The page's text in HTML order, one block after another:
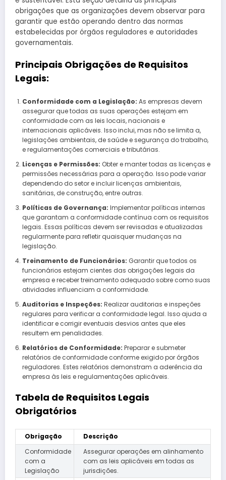
obrigações que as organizações devem observar para
garantir que estão operando dentro das normas
estabelecidas por órgãos reguladores e autoridades
governamentais.
Principais Obrigações de Requisitos
Legais:
Conformidade com a Legislação: As empresas devem
assegurar que todas as suas operações estejam em
conformidade com as leis locais, nacionais e
internacionais aplicáveis. Isso inclui, mas não se limita a,
legislações ambientais, de saúde e segurança do trabalho,
e regulamentações comerciais e tributárias.
Licenças e Permissões: Obter e manter todas as licenças e
permissões necessárias para a operação. Isso pode variar
dependendo do setor e incluir licenças ambientais,
sanitárias, de construção, entre outras.
Políticas de Governança: Implementar políticas internas
que garantam a conformidade contínua com os requisitos
legais. Essas políticas devem ser revisadas e atualizadas
regularmente para refletir quaisquer mudanças na
legislação.
Treinamento de Funcionários: Garantir que todos os
funcionários estejam cientes das obrigações legais da
empresa e receber treinamento adequado sobre como suas
atividades influenciam a conformidade.
Auditorias e Inspeções: Realizar auditorias e inspeções
regulares para verificar a conformidade legal. Isso ajuda a
identificar e corrigir eventuais desvios antes que eles
resultem em penalidades.
Relatórios de Conformidade: Preparar e submeter
relatórios de conformidade conforme exigido por órgãos
reguladores. Estes relatórios demonstram a aderência da
empresa às leis e regulamentações aplicáveis.
Tabela de Requisitos Legais
Obrigatórios
Obrigação
Descrição
Conformidade
com a
Legislação
Assegurar operações em alinhamento
com as leis aplicáveis em todas as
jurisdições.